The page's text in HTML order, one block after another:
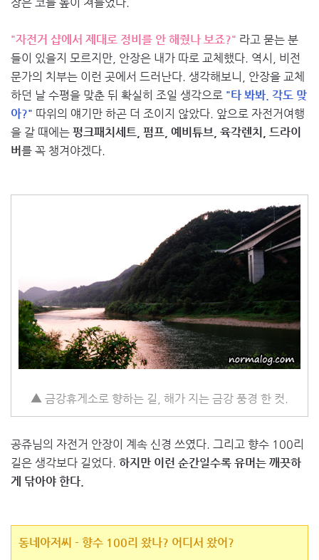
"자전거 샵에서 제대로 정비를 안 해줬나 보죠?" 라고 묻는 분
들이 있을지 모르지만, 안장은 내가 따로 교체했다. 역시, 비전
문가의 치부는 이런 곳에서 드러난다. 생각해보니, 안장을 교체
하던 날 수평을 맞춘 뒤 확실히 조일 생각으로 "타 봐봐. 각도 맞
아?" 따위의 얘기만 하곤 더 조이지 않았다. 앞으로 자전거여행
을 갈 때에는 펑크패치세트, 펌프, 예비튜브, 육각렌치, 드라이
버를 꼭 챙겨야겠다.
▲ 금강휴게소로 향하는 길, 해가 지는 금강 풍경 한 컷.
공쥬님의 자전거 안장이 계속 신경 쓰였다. 그리고 향수 100리
길은 생각보다 길었다. 하지만 이런 순간일수록 유머는 깨끗하
게 닦아야 한다.
동네아저씨 - 향수 100리 왔나? 어디서 왔어?